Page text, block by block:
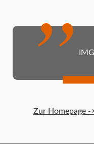
Zur Homepage -